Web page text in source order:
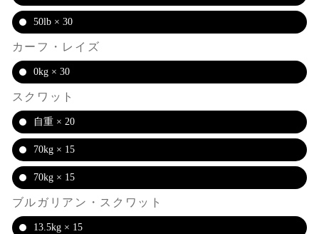
50lb × 30
カーフ・レイズ
0kg × 30
スクワット
自重 × 20
70kg × 15
70kg × 15
ブルガリアン・スクワット
13.5kg × 15